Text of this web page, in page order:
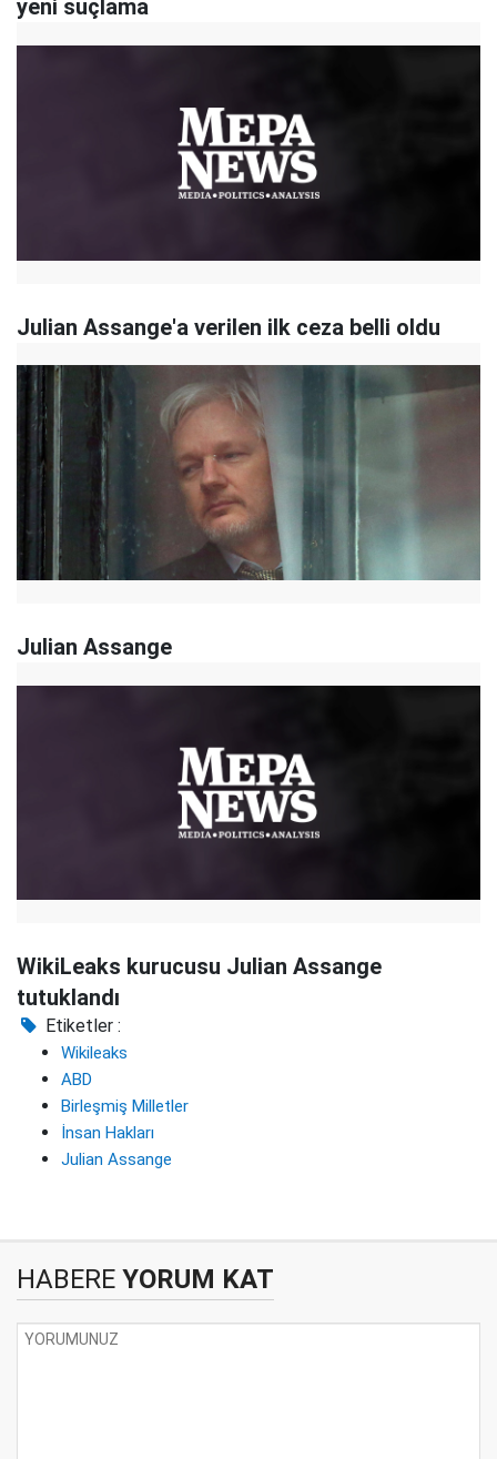
yeni suçlama
Julian Assange'a verilen ilk ceza belli oldu
Julian Assange
WikiLeaks kurucusu Julian Assange
tutuklandı
Etiketler :
Wikileaks
ABD
Birleşmiş Milletler
İnsan Hakları
Julian Assange
HABERE YORUM KAT